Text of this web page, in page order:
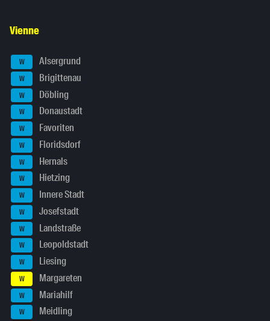
Vienne
W Alsergrund
W Brigittenau
W Döbling
W Donaustadt
W Favoriten
W Floridsdorf
W Hernals
W Hietzing
W Innere Stadt
W Josefstadt
W Landstraße
W Leopoldstadt
W Liesing
W Margareten
W Mariahilf
W Meidling